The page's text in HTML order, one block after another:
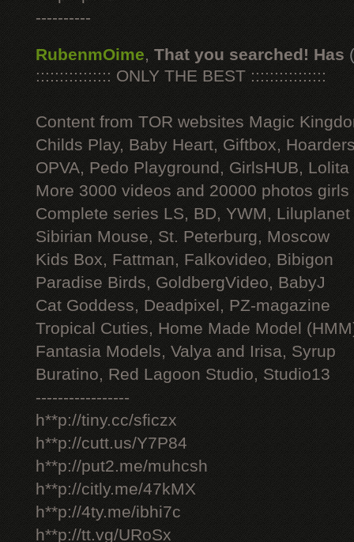
----------
RubenmOime, That you searched! Has
:::::::::::::::: ONLY THE BEST ::::::::::::::::
Content from TOR websites Magic
Childs Play, Baby Heart, Giftbox,
OPVA, Pedo Playground, GirlsHUB, Lolita
More 3000 videos and 20000 photos
Complete series LS, BD, YWM, Liluplanet
Sibirian Mouse, St. Peterburg, Moscow
Kids Box, Fattman, Falkovideo, Bibigon
Paradise Birds, GoldbergVideo, BabyJ
Cat Goddess, Deadpixel, PZ-magazine
Tropical Cuties, Home Made Model
Fantasia Models, Valya and Irisa, Syrup
Buratino, Red Lagoon Studio, Studio13
-----------------
h**p://tiny.cc/sficzx
h**p://cutt.us/Y7P84
h**p://put2.me/muhcsh
h**p://citly.me/47kMX
h**p://4ty.me/ibhi7c
h**p://tt.vg/URoSx